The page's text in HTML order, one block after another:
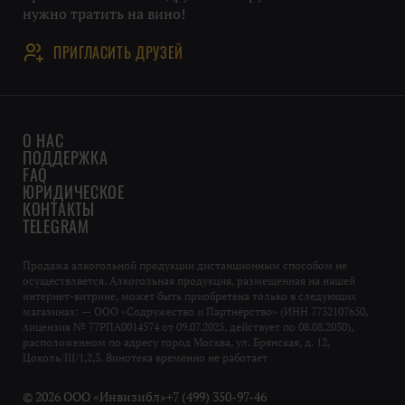
нужно тратить на вино!
ПРИГЛАСИТЬ ДРУЗЕЙ
О НАС
ПОДДЕРЖКА
FAQ
ЮРИДИЧЕСКОЕ
КОНТАКТЫ
TELEGRAM
Продажа алкогольной продукции дистанционным способом не
осуществляется. Алкогольная продукция, размещенная на нашей
интернет-витрине, может быть приобретена только в следующих
магазинах: — ООО «Содружество и Партнёрство» (ИНН 7732107650,
лицензия № 77РПА0014574 от 09.07.2025, действует по 08.08.2030),
расположенном по адресу город Москва, ул. Брянская, д. 12,
Цоколь/III/1,2,3. Винотека временно не работает
© 2026 ООО «Инвизибл»+7 (499) 350-97-46